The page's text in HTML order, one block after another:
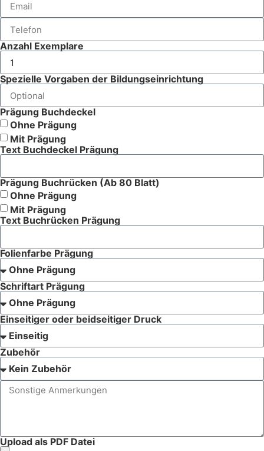
Anzahl Exemplare
Spezielle Vorgaben der Bildungseinrichtung
Prägung Buchdeckel
Ohne Prägung
Mit Prägung
Text Buchdeckel Prägung
Prägung Buchrücken (Ab 80 Blatt)
Ohne Prägung
Mit Prägung
Text Buchrücken Prägung
Folienfarbe Prägung
Schriftart Prägung
Einseitiger oder beidseitiger Druck
Zubehör
Upload als PDF Datei